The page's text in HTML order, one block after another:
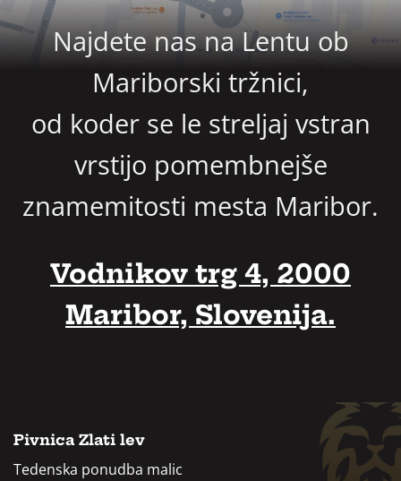
Najdete nas na Lentu ob
Mariborski tržnici,
od koder se le streljaj vstran
vrstijo pomembnejše
znamemitosti mesta Maribor.
Vodnikov trg 4, 2000
Maribor, Slovenija.
Pivnica Zlati lev
Tedenska ponudba malic